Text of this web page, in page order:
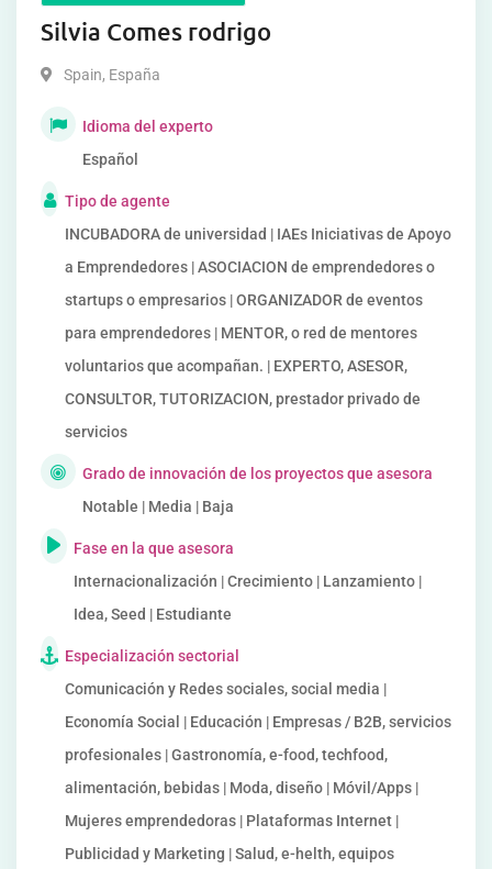
Silvia Comes rodrigo
Spain, España
Idioma del experto
Español
Tipo de agente
INCUBADORA de universidad | IAEs Iniciativas de Apoyo
a Emprendedores | ASOCIACION de emprendedores o
startups o empresarios | ORGANIZADOR de eventos
para emprendedores | MENTOR, o red de mentores
voluntarios que acompañan. | EXPERTO, ASESOR,
CONSULTOR, TUTORIZACION, prestador privado de
servicios
Grado de innovación de los proyectos que asesora
Notable | Media | Baja
Fase en la que asesora
Internacionalización | Crecimiento | Lanzamiento |
Idea, Seed | Estudiante
Especialización sectorial
Comunicación y Redes sociales, social media |
Economía Social | Educación | Empresas / B2B, servicios
profesionales | Gastronomía, e-food, techfood,
alimentación, bebidas | Moda, diseño | Móvil/Apps |
Mujeres emprendedoras | Plataformas Internet |
Publicidad y Marketing | Salud, e-helth, equipos